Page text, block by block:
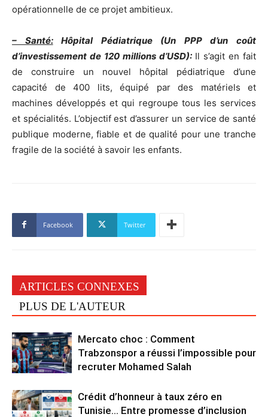
opérationnelle de ce projet ambitieux.
– Santé:Hôpital Pédiatrique (Un PPP d’un coût
d’investissement de 120 millions d’USD):Il s’agit en fait
de construire un nouvel hôpital pédiatrique d’une
capacité de 400 lits, équipé par des matériels et
machines développés et qui regroupe tous les services
et spécialités. L’objectif est d’assurer un service de santé
publique moderne, fiable et de qualité pour une tranche
fragile de la société à savoir les enfants.
Facebook Twitter
ARTICLES CONNEXES
PLUS DE L'AUTEUR
Mercato choc : Comment
Trabzonspor a réussi l’impossible pour
recruter Mohamed Salah
Crédit d’honneur à taux zéro en
Tunisie… Entre promesse d’inclusion